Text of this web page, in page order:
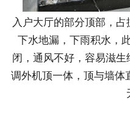
入户大厅的部分顶部，
下水地漏，下雨积水，
闭，通风不好，容易滋
调外机顶一体，顶与墙